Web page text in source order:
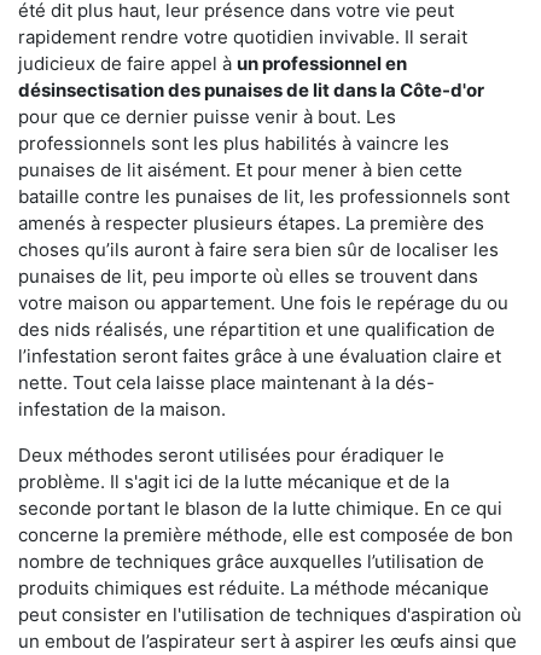
été dit plus haut, leur présence dans votre vie peut
rapidement rendre votre quotidien invivable. Il serait
judicieux de faire appel à un professionnel en
désinsectisation des punaises de lit dans la Côte-d'or
pour que ce dernier puisse venir à bout. Les
professionnels sont les plus habilités à vaincre les
punaises de lit aisément. Et pour mener à bien cette
bataille contre les punaises de lit, les professionnels sont
amenés à respecter plusieurs étapes. La première des
choses qu’ils auront à faire sera bien sûr de localiser les
punaises de lit, peu importe où elles se trouvent dans
votre maison ou appartement. Une fois le repérage du ou
des nids réalisés, une répartition et une qualification de
l’infestation seront faites grâce à une évaluation claire et
nette. Tout cela laisse place maintenant à la dés-
infestation de la maison.
Deux méthodes seront utilisées pour éradiquer le
problème. Il s'agit ici de la lutte mécanique et de la
seconde portant le blason de la lutte chimique. En ce qui
concerne la première méthode, elle est composée de bon
nombre de techniques grâce auxquelles l’utilisation de
produits chimiques est réduite. La méthode mécanique
peut consister en l'utilisation de techniques d'aspiration où
un embout de l’aspirateur sert à aspirer les œufs ainsi que